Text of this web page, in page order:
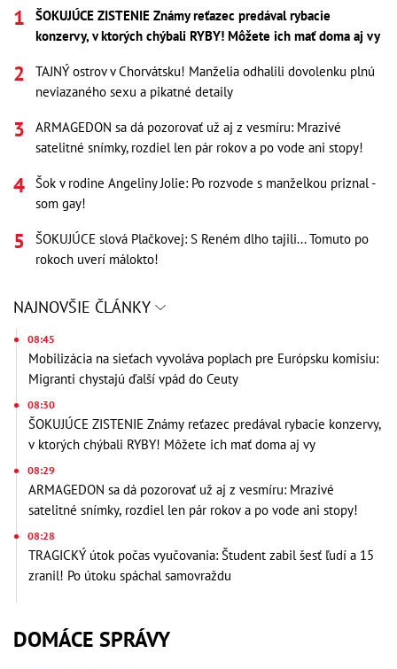
ŠOKUJÚCE ZISTENIE Známy reťazec predával rybacie
konzervy, v ktorých chýbali RYBY! Môžete ich mať doma aj vy
TAJNÝ ostrov v Chorvátsku! Manželia odhalili dovolenku plnú
neviazaného sexu a pikatné detaily
ARMAGEDON sa dá pozorovať už aj z vesmíru: Mrazivé
satelitné snímky, rozdiel len pár rokov a po vode ani stopy!
Šok v rodine Angeliny Jolie: Po rozvode s manželkou priznal -
som gay!
ŠOKUJÚCE slová Plačkovej: S Reném dlho tajili... Tomuto po
rokoch uverí málokto!
NAJNOVŠIE ČLÁNKY
08:45
Mobilizácia na sieťach vyvoláva poplach pre Európsku komisiu:
Migranti chystajú ďalší vpád do Ceuty
08:30
ŠOKUJÚCE ZISTENIE Známy reťazec predával rybacie konzervy,
v ktorých chýbali RYBY! Môžete ich mať doma aj vy
08:29
ARMAGEDON sa dá pozorovať už aj z vesmíru: Mrazivé
satelitné snímky, rozdiel len pár rokov a po vode ani stopy!
08:28
TRAGICKÝ útok počas vyučovania: Študent zabil šesť ľudí a 15
zranil! Po útoku spáchal samovraždu
DOMÁCE SPRÁVY